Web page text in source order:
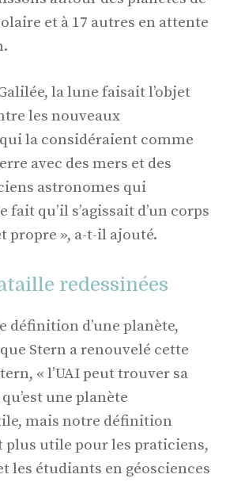
et à 17 autres en attente
la lune faisait l’objet
les nouveaux
la considéraient comme
avec des mers et des
astronomes qui
qu’il s’agissait d’un corps
propre », a-t-il ajouté.
redessinées
définition d’une planète,
Stern a renouvelé cette
« l’UAI peut trouver sa
une planète
mais notre définition
plus utile pour les praticiens,
les étudiants en géosciences